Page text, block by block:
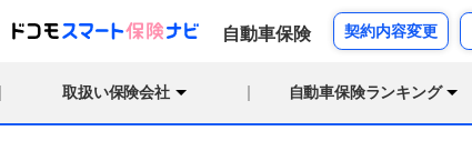
自動車保険 契約内容変更
取扱い保険会社 自動車保険ランキング